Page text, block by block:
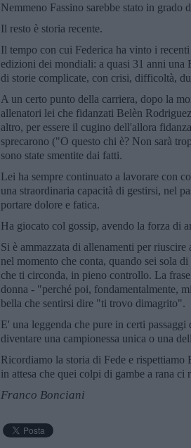
Nemmeno Fassino sarebbe stato in grado
Il resto è storia recente.
Il tempo con cui Federica ha vinto i
edizioni dei mondiali: a quasi 31 anni una
di storie complicate, con crisi, difficoltà,
A un certo punto della carriera, dopo la
allenatori lei che fidanzati Belèn
altro, per essere il cugino dell'allora
sprecarono ("O questo chi è? Non sarà
sono state smentite dai fatti.
Lei ha sempre continuato a lavorare con
una straordinaria capacità di gestirsi, nel
portare dolore e fatica.
Ha giocato col gossip, avendo la forza di
Si è ammazzata di allenamenti per
nel momento che conta, quando sei sola
che ti circonda, in pieno controllo. La
donna - "perché poi, fondamentalmente,
bella che sentirsi dire "ti trovo dimagrito".
E' una leggenda che pure in certi
diventare una campionessa unica o una
Ricordiamo la storia di Fede e rispettiamo
in attesa che quei colpi di gambe a rana
Franco Bonciani